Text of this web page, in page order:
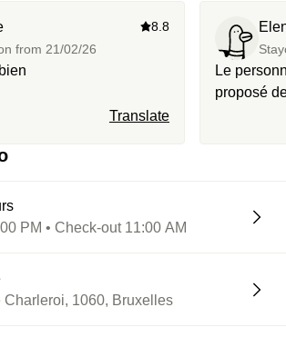
from 21/02/26
8.8
Translate
Le
proposé
PM • Check-out 11:00 AM
Charleroi, 1060, Bruxelles